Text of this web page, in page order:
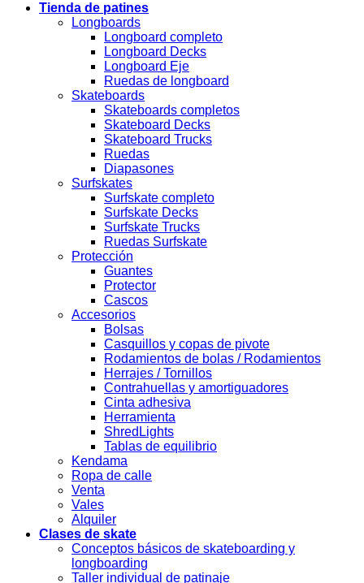
Tienda de patines
Longboards
Longboard completo
Longboard Decks
Longboard Eje
Ruedas de longboard
Skateboards
Skateboards completos
Skateboard Decks
Skateboard Trucks
Ruedas
Diapasones
Surfskates
Surfskate completo
Surfskate Decks
Surfskate Trucks
Ruedas Surfskate
Protección
Guantes
Protector
Cascos
Accesorios
Bolsas
Casquillos y copas de pivote
Rodamientos de bolas / Rodamientos
Herrajes / Tornillos
Contrahuellas y amortiguadores
Cinta adhesiva
Herramienta
ShredLights
Tablas de equilibrio
Kendama
Ropa de calle
Venta
Vales
Alquiler
Clases de skate
Conceptos básicos de skateboarding y
longboarding
Taller individual de patinaje